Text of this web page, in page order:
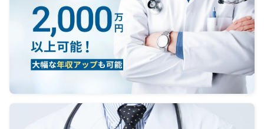
診療
院長先
柔軟
法人
定です
ーショ